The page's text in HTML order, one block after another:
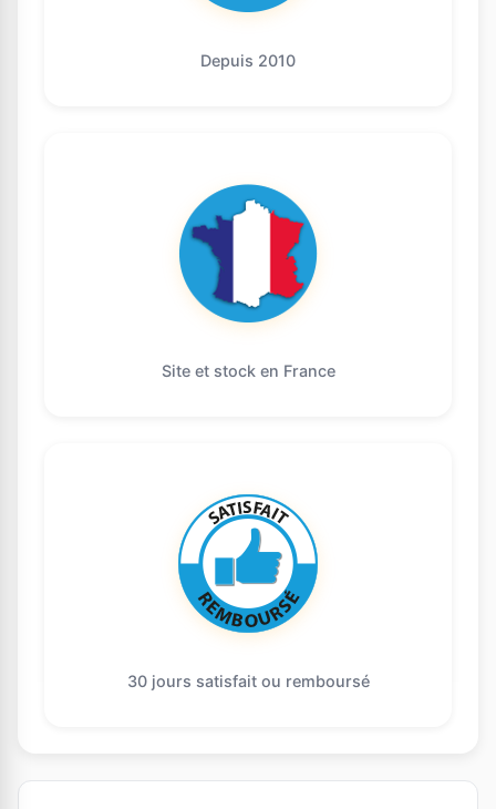
Depuis 2010
Site et stock en France
30 jours satisfait ou remboursé